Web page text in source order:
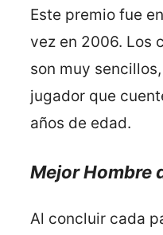
Este premio fue
vez en 2006. Los
son muy
jugador que
años de edad.
Mejor Hombre
Al concluir cada